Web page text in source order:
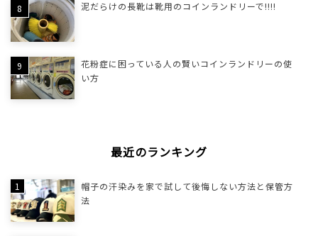
泥だらけの長靴は靴用のコインランドリーで!!!!
花粉症に困っている人の賢いコインランドリーの使
い方
最近のランキング
帽子の汗染みを家で試して後悔しない方法と保管方
法